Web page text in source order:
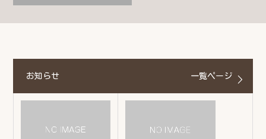
お知らせ 一覧ページ